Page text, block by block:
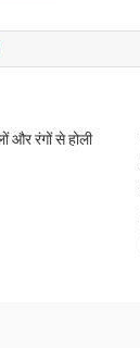
और रंगों से होली